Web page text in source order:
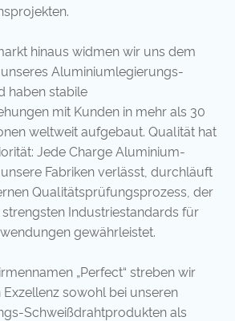
hinaus widmen wir uns dem
Aluminiumlegierungs-
haben stabile
mit Kunden in mehr als 30
weltweit aufgebaut. Qualität hat
Jede Charge Aluminium-
Fabriken verlässt, durchläuft
Qualitätsprüfungsprozess, der
Industriestandards für
gewährleistet.
„Perfect“ streben wir
sowohl bei unseren
Schweißdrahtprodukten als